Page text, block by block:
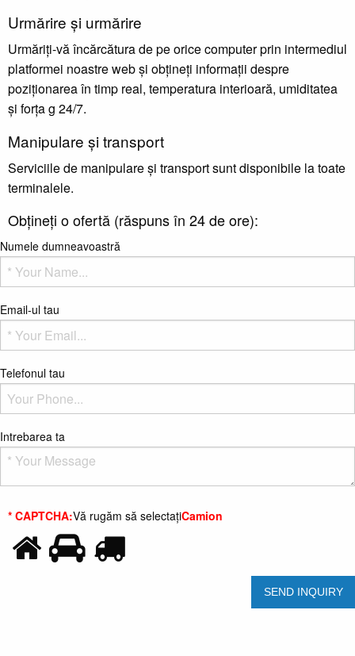
Urmărire și urmărire
Urmăriți-vă încărcătura de pe orice computer prin intermediul
platformei noastre web și obțineți informații despre
poziționarea în timp real, temperatura interioară, umiditatea
și forța g 24/7.
Manipulare și transport
Serviciile de manipulare și transport sunt disponibile la toate
terminalele.
Obțineți o ofertă (răspuns în 24 de ore):
Numele dumneavoastră
Email-ul tau
Telefonul tau
Intrebarea ta
* CAPTCHA:Vă rugăm să selectațiCamion